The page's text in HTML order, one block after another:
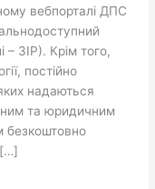
вебпорталі ДПС
– ЗІР). Крім того,
постійно
надаються
та юридичним
безкоштовно
[…]